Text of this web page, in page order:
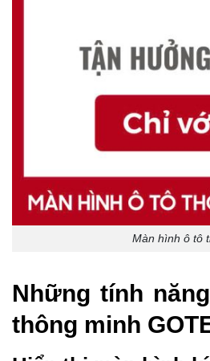
Màn hình ô tô
Những tính
thông minh